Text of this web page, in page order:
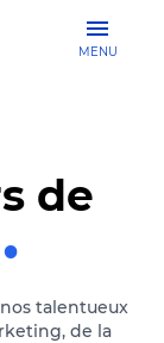
MENU
de
talentueux
de la